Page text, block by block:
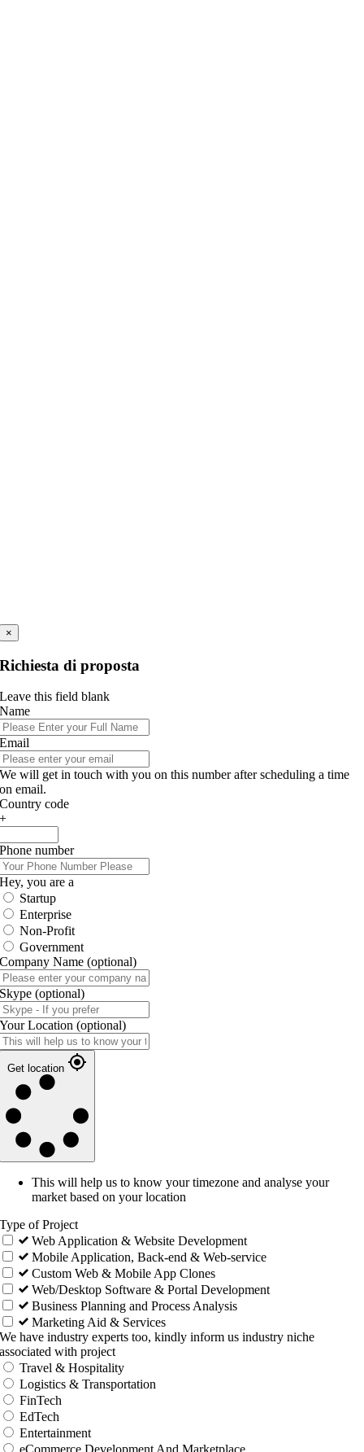
×
Richiesta di proposta
Leave this field blank
Name
Email
We will get in touch with you on this number after scheduling a time
on email.
Country code
+
Phone number
Hey, you are a
Startup
Enterprise
Non-Profit
Government
Company Name (optional)
Skype (optional)
Your Location (optional)
Get location
This will help us to know your timezone and analyse your
market based on your location
Type of Project
Web Application & Website Development
Mobile Application, Back-end & Web-service
Custom Web & Mobile App Clones
Web/Desktop Software & Portal Development
Business Planning and Process Analysis
Marketing Aid & Services
We have industry experts too, kindly inform us industry niche
associated with project
Travel & Hospitality
Logistics & Transportation
FinTech
EdTech
Entertainment